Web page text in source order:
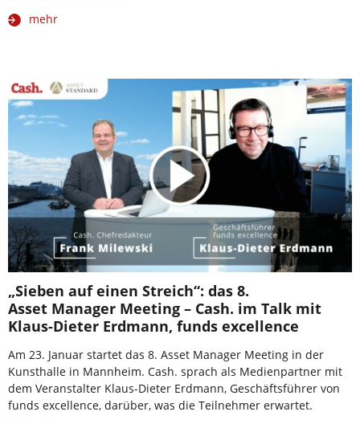
mehr
„Sieben auf einen Streich“: das 8.
Asset Manager Meeting – Cash. im Talk mit
Klaus-Dieter Erdmann, funds excellence
Am 23. Januar startet das 8. Asset Manager Meeting in der
Kunsthalle in Mannheim. Cash. sprach als Medienpartner mit
dem Veranstalter Klaus-Dieter Erdmann, Geschäftsführer von
funds excellence, darüber, was die Teilnehmer erwartet.